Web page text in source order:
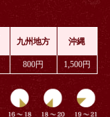
九州地方 沖縄
800円 1,500円